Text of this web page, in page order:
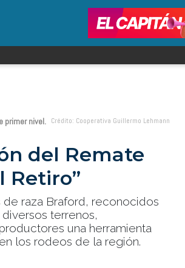
primer nivel. Crédito: Cooperativa Guillermo Lehmann
del Remate
Retiro”
de raza Braford, reconocidos
terrenos,
una herramienta
los rodeos de la región.